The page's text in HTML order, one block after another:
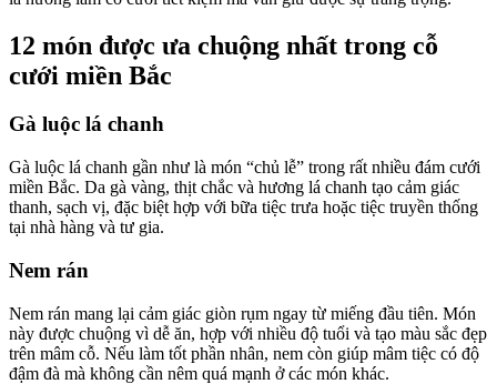
12 món được ưa chuộng nhất trong cỗ
cưới miền Bắc
Gà luộc lá chanh
Gà luộc lá chanh gần như là món “chủ lễ” trong rất nhiều đám cưới
miền Bắc. Da gà vàng, thịt chắc và hương lá chanh tạo cảm giác
thanh, sạch vị, đặc biệt hợp với bữa tiệc trưa hoặc tiệc truyền thống
tại nhà hàng và tư gia.
Nem rán
Nem rán mang lại cảm giác giòn rụm ngay từ miếng đầu tiên. Món
này được chuộng vì dễ ăn, hợp với nhiều độ tuổi và tạo màu sắc đẹp
trên mâm cỗ. Nếu làm tốt phần nhân, nem còn giúp mâm tiệc có độ
đậm đà mà không cần nêm quá mạnh ở các món khác.